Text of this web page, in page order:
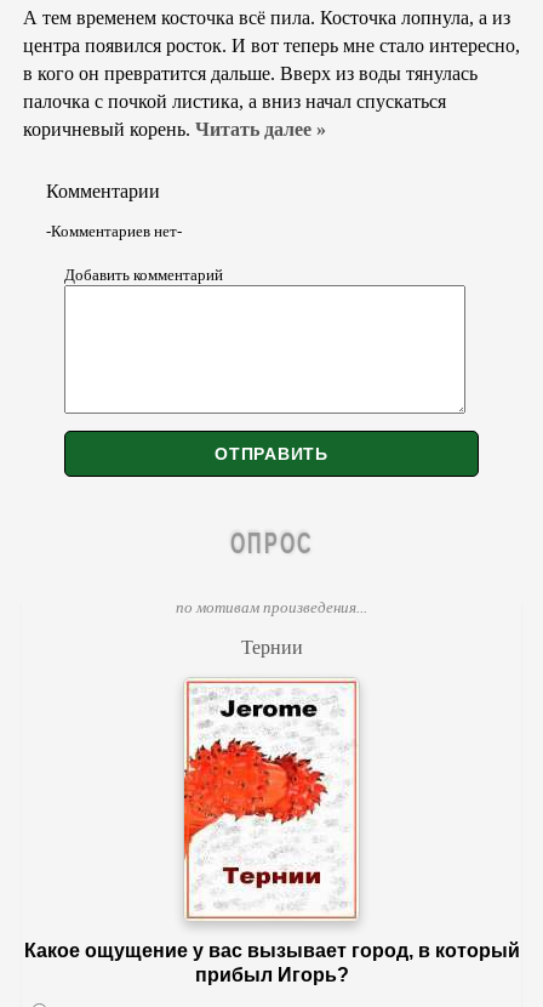
А тем временем косточка всё пила. Косточка лопнула, а из
центра появился росток. И вот теперь мне стало интересно,
в кого он превратится дальше. Вверх из воды тянулась
палочка с почкой листика, а вниз начал спускаться
коричневый корень. Читать далее »
Комментарии
-Комментариев нет-
Добавить комментарий
ОПРОС
по мотивам произведения...
Тернии
Какое ощущение у вас вызывает город, в который
прибыл Игорь?